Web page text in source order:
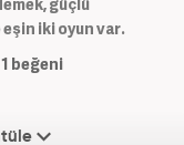
güçlü
iki oyun var.
1 beğeni